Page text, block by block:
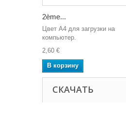
2ème...
Цвет A4 для загрузки на
компьютер.
2,60 €
В корзину
СКАЧАТЬ